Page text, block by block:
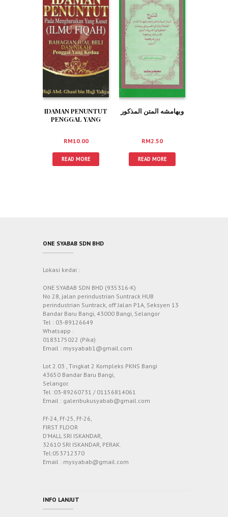
IDAMAN PENUNTUT
PENGGAL YANG
RM10.00
READ MORE
وبهامشه المتن المذكور
RM2.50
READ MORE
ONE SYABAB SDN BHD
Lokasi kedai :
ONE SYABAB SDN BHD (935316-K)
No 28, jalan perindustrian Suntrack HUB
perindustrian Suntrack, off Jalan P1A, Seksyen 13
Bandar Baru Bangi, 43000 Bangi, Selangor
Tel : 03-89126649
Whatsapp :
0183175022 (Pika)
Email : mysyabab1@gmail.com
Lot 2.03 , Tingkat 2 Kompleks PKNS Bangi
43650 Bandar Baru Bangi,
Selangor.
Tel :03-89260731 / 01156814061
Email : galeribukusyabab@gmail.com
Ff-24, Ff-25, Ff-26,
FIRST FLOOR
D’MALL SRI ISKANDAR,
32610 SRI ISKANDAR, PERAK.
Tel:053712370
Email : mysyabab@gmail.com
INFO LANJUT